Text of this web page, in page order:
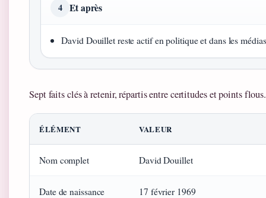
4 Et après
David Douillet reste actif en politique et dans les
Sept faits clés à retenir, répartis entre certitudes et points flous.
ÉLÉMENT VALEUR
Nom complet David Douillet
Date de naissance 17 février 1969